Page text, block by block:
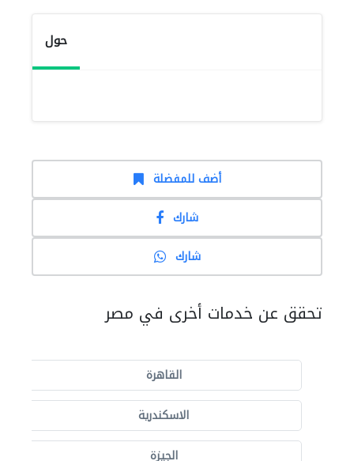
حول
أضف للمفضلة
شارك
شارك
تحقق عن خدمات أخرى في مصر
القاهرة
الاسكندرية
الجيزة